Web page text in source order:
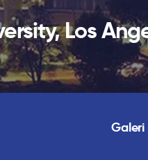
Los
Galeri